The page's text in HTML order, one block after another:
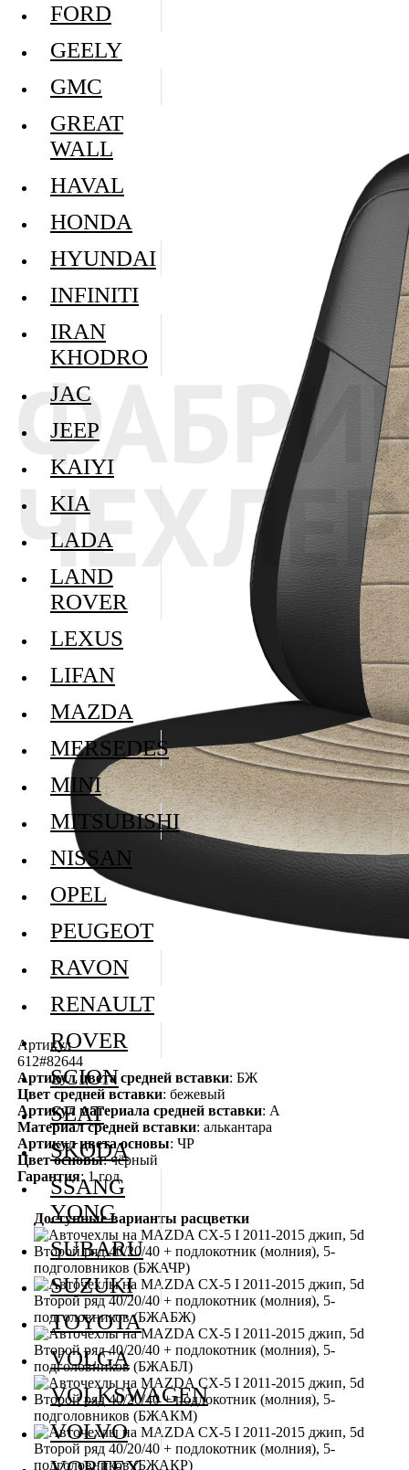
Артикул
612#82644
Артикул цвета средней вставки: БЖ
Цвет средней вставки: бежевый
Артикул материала средней вставки: А
Материал средней вставки: алькантара
Артикул цвета основы: ЧР
Цвет основы: чёрный
Гарантия: 1 год
Доступные варианты расцветки
FORD
GEELY
GMC
GREAT
WALL
HAVAL
HONDA
HYUNDAI
INFINITI
IRAN
KHODRO
JAC
JEEP
KAIYI
KIA
LADA
LAND
ROVER
LEXUS
LIFAN
MAZDA
MERSEDES
MINI
MITSUBISHI
NISSAN
OPEL
PEUGEOT
RAVON
RENAULT
ROVER
SCION
SEAT
SKODA
SSANG
YONG
SUBARU
SUZUKI
TOYOTA
VOLGA
VOLKSWAGEN
VOLVO